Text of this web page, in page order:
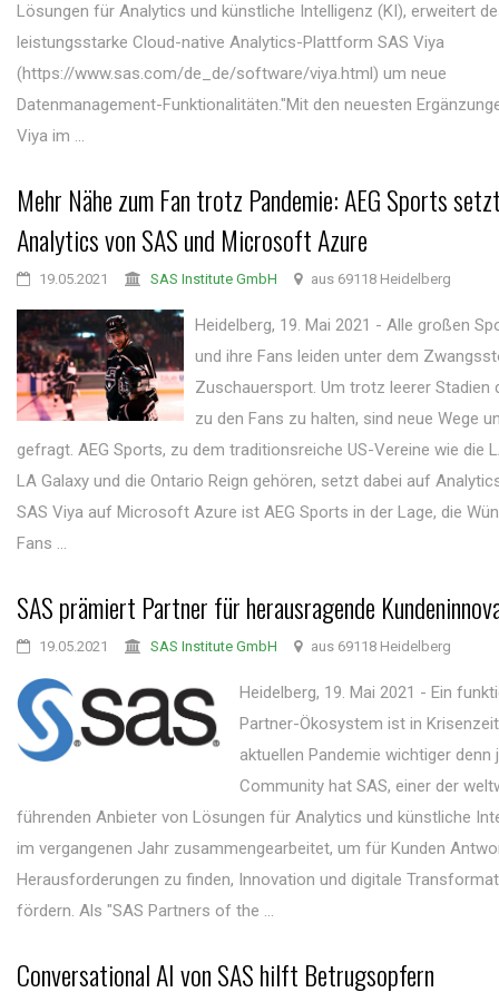
Lösungen für Analytics und künstliche Intelligenz (KI), erweitert
leistungsstarke Cloud-native Analytics-Plattform SAS Viya
(https://www.sas.com/de_de/software/viya.html) um neue
Datenmanagement-Funktionalitäten."Mit den neuesten
Viya im ...
Mehr Nähe zum Fan trotz Pandemie: AEG Sports
Analytics von SAS und Microsoft Azure
19.05.2021 SAS Institute GmbH aus 69118 Heidelberg
Heidelberg, 19. Mai 2021 - Alle großen
und ihre Fans leiden unter dem
Zuschauersport. Um trotz leerer Stadien
zu den Fans zu halten, sind neue Wege
gefragt. AEG Sports, zu dem traditionsreiche US-Vereine wie die
LA Galaxy und die Ontario Reign gehören, setzt dabei auf
SAS Viya auf Microsoft Azure ist AEG Sports in der Lage, die
Fans ...
SAS prämiert Partner für herausragende
19.05.2021 SAS Institute GmbH aus 69118 Heidelberg
Heidelberg, 19. Mai 2021 - Ein
Partner-Ökosystem ist in
aktuellen Pandemie wichtiger denn
Community hat SAS, einer der
führenden Anbieter von Lösungen für Analytics und künstliche
im vergangenen Jahr zusammengearbeitet, um für Kunden
Herausforderungen zu finden, Innovation und digitale
fördern. Als "SAS Partners of the ...
Conversational AI von SAS hilft Betrugsopfern